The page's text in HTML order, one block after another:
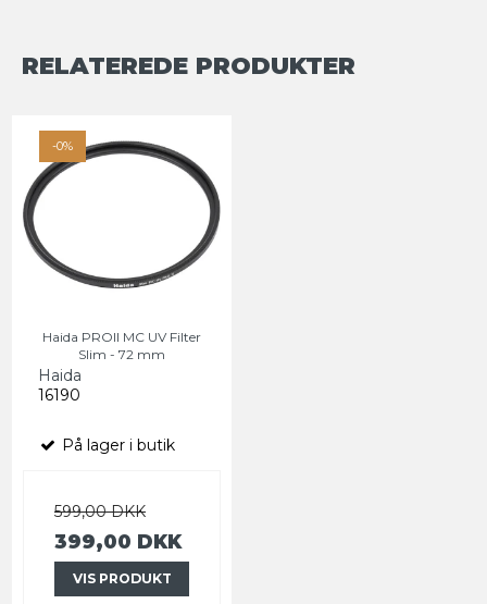
RELATEREDE PRODUKTER
-0%
Haida PROII MC UV Filter
Slim - 72 mm
Haida
16190
På lager i butik
599,00 DKK
399,00 DKK
VIS PRODUKT